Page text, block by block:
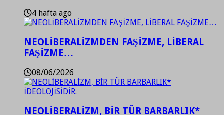
4 hafta ago
NEOLİBERALİZMDEN FAŞİZME, LİBERAL
FAŞİZME…
08/06/2026
NEOLİBERALİZM, BİR TÜR BARBARLIK*